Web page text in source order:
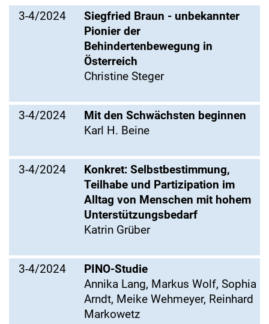
3-4/2024
Siegfried Braun - unbekannter
Pionier der
Behindertenbewegung in
Österreich
Christine Steger
3-4/2024
Mit den Schwächsten beginnen
Karl H. Beine
3-4/2024
Konkret: Selbstbestimmung,
Teilhabe und Partizipation im
Alltag von Menschen mit hohem
Unterstützungsbedarf
Katrin Grüber
3-4/2024
PINO-Studie
Annika Lang, Markus Wolf, Sophia
Arndt, Meike Wehmeyer, Reinhard
Markowetz